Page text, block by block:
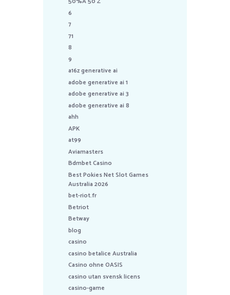
6
7
71
8
9
a16z generative ai
adobe generative ai 1
adobe generative ai 3
adobe generative ai 8
ahh
APK
at99
Aviamasters
Bdmbet Casino
Best Pokies Net Slot Games
Australia 2026
bet-riot.fr
Betriot
Betway
blog
casino
casino betalice Australia
Casino ohne OASIS
casino utan svensk licens
casino-game